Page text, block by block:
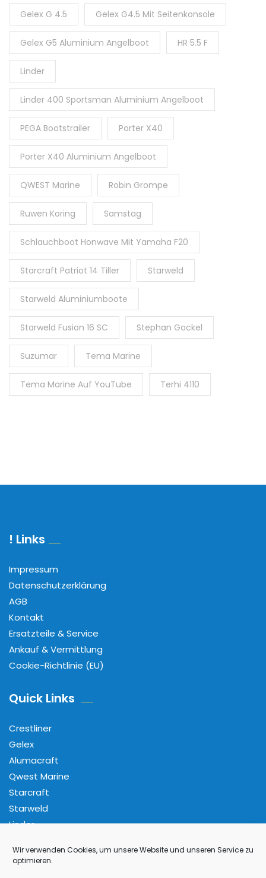
Wir verwenden Cookies, um unsere Website und unseren Service zu
optimieren.
Gelex G 4.5 Gelex G4.5 Mit Seitenkonsole
Gelex G5 Aluminium Angelboot HR 5.5 F
Linder
Linder 400 Sportsman Aluminium Angelboot
PEGA Bootstrailer Porter X40
Porter X40 Aluminium Angelboot
QWEST Marine Robin Grompe
Ruwen Koring Samstag
Schlauchboot Honwave Mit Yamaha F20
Starcraft Patriot 14 Tiller Starweld
Starweld Aluminiumboote
Starweld Fusion 16 SC Stephan Gockel
Suzumar Tema Marine
Tema Marine Auf YouTube Terhi 4110
! Links
Impressum
Datenschutzerklärung
AGB
Kontakt
Ersatzteile & Service
Ankauf & Vermittlung
Cookie-Richtlinie (EU)
Quick Links
Crestliner
Gelex
Alumacraft
Qwest Marine
Starcraft
Starweld
Linder
Folge Uns